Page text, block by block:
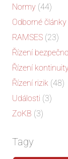
Normy (44)
Odborné články
RAMSES (23)
Řízení
Řízení
Řízení rizik (48)
Události (3)
ZoKB (3)
Tagy